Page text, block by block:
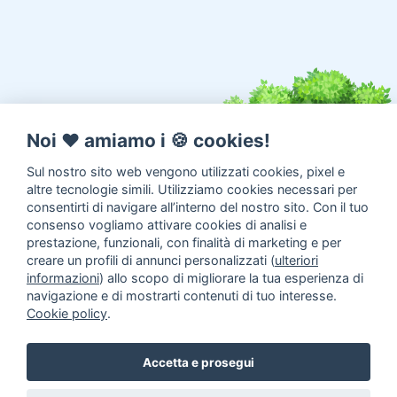
Inserisci un annuncio
aiutarci
Noi ♥️ amiamo i 🍪 cookies!
Sul nostro sito web vengono utilizzati cookies, pixel e
altre tecnologie simili. Utilizziamo cookies necessari per
consentirti di navigare all’interno del nostro sito. Con il tuo
consenso vogliamo attivare cookies di analisi e
prestazione, funzionali, con finalità di marketing e per
creare un profili di annunci personalizzati (ulteriori
informazioni) allo scopo di migliorare la tua esperienza di
navigazione e di mostrarti contenuti di tuo interesse.
Cookie policy.
Accetta e prosegui